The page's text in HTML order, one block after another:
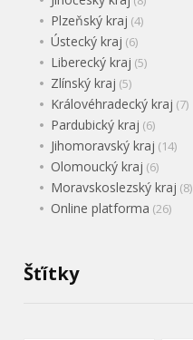
Plzeňský kraj (4)
Ústecký kraj (6)
Liberecký kraj (5)
Zlínský kraj (5)
Královéhradecký kraj (7)
Pardubický kraj (6)
Jihomoravský kraj (14)
Olomoucký kraj (6)
Moravskoslezský kraj (8)
Online platforma (26)
Šťítky